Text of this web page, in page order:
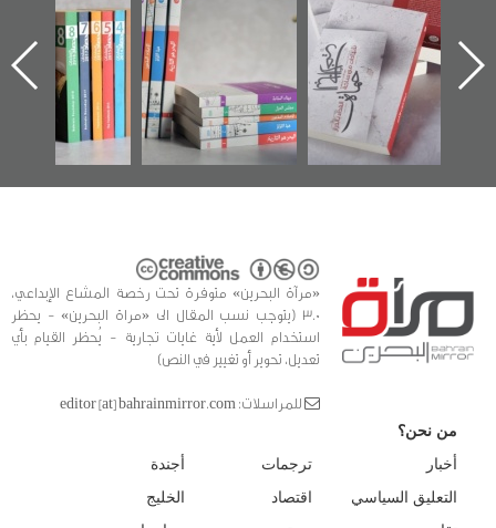
الإصدار الأول عن
اعتصام الدراز
وأحداث ساحة
الفداء لمركز أوال
للدراسات والتوثيق
للوثائق البريطانية
يقدمه «مركز أوال»
في سلسلة من 5
كتب
تصدر حصاد
الساحات 2019
«مرآة البحرين» متوفرة تحت رخصة المشاع الإبداعي،
3.0 (يتوجب نسب المقال الى «مراة البحرين» - يحظر
استخدام العمل لأية غايات تجارية - يُحظر القيام بأي
تعديل، تحوير أو تغيير في النص)
للمراسلات: editor [at] bahrainmirror.com
من نحن؟
أخبار
التعليق السياسي
ترجمات
اقتصاد
أجندة
الخليج